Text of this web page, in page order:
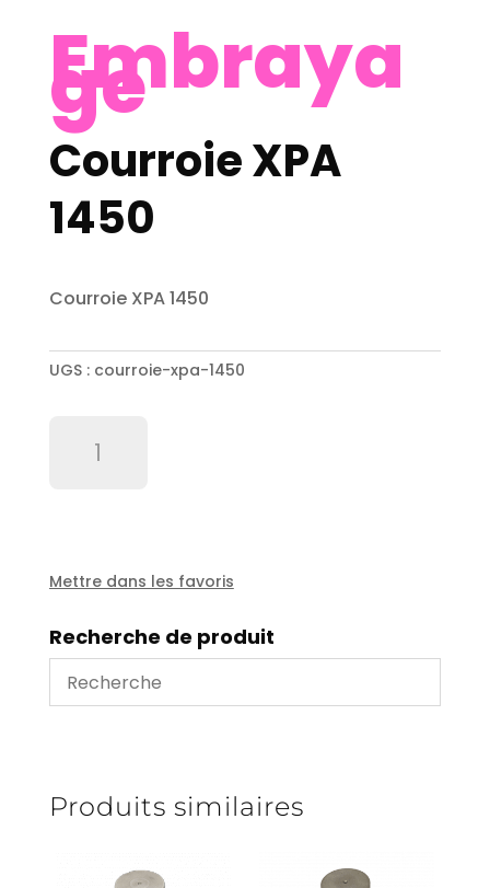
Embraya
ge
Courroie XPA
1450
Courroie XPA 1450
UGS : courroie-xpa-1450
Mettre dans les favoris
Recherche de produit
Produits similaires